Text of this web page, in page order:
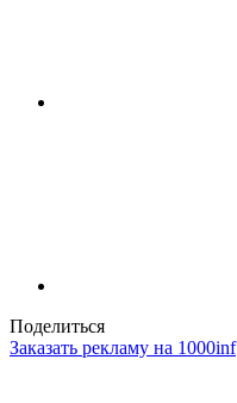
Поделиться
Заказать рекламу на 1000inf